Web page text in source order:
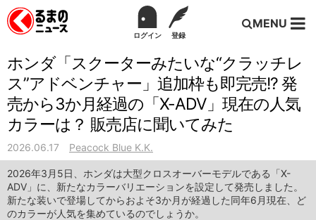
ログイン 登録
MENU
ホンダ「スクーターみたいな“クラッチレ
ス”アドベンチャー」追加枠も即完売!? 発
売から3か月経過の「X-ADV」現在の人気
カラーは？ 販売店に聞いてみた
2026.06.17 Peacock Blue K.K.
2026年3月5日、ホンダは大型クロスオーバーモデルである「X-
ADV」に、新たなカラーバリエーションを設定して発売しました。
新たな装いで登場してからおよそ3か月が経過した同年6月現在、ど
のカラーが人気を集めているのでしょうか。